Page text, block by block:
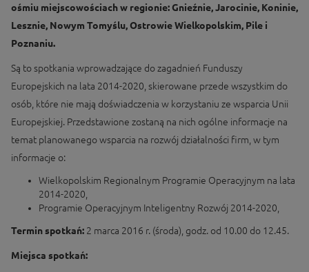
ośmiu miejscowościach w regionie: Gnieźnie, Jarocinie, Koninie,
Lesznie, Nowym Tomyślu, Ostrowie Wielkopolskim, Pile i
Poznaniu.
Są to spotkania wprowadzające do zagadnień Funduszy
Europejskich na lata 2014-2020, skierowane przede wszystkim do
osób, które nie mają doświadczenia w korzystaniu ze wsparcia Unii
Europejskiej. Przedstawione zostaną na nich ogólne informacje na
temat planowanego wsparcia na rozwój działalności firm, w tym
informacje o:
Wielkopolskim Regionalnym Programie Operacyjnym na lata
2014-2020,
Programie Operacyjnym Inteligentny Rozwój 2014-2020,
Termin spotkań: 2 marca 2016 r. (środa), godz. od 10.00 do 12.45.
Miejsca spotkań: